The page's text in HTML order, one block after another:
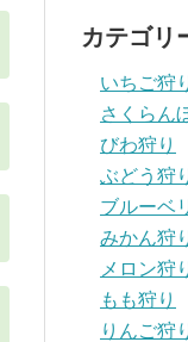
カテゴリ
いちご狩
さくらん
びわ狩り
ぶどう狩
ブルーベ
みかん狩
メロン狩
もも狩り
りんご狩